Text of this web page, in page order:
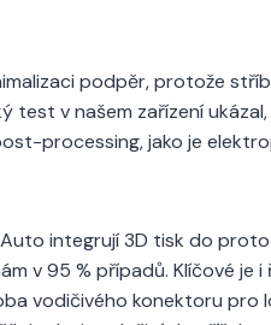
podpěr, protože
test v našem zařízení
processing, jako je
integrují 3D tisk do
v 95 % případů. Klíčové je
vodičivého konektoru